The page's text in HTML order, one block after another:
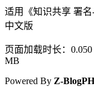
适用《知识共享 署
中文版
页面加载时长：
MB
Powered By Z-